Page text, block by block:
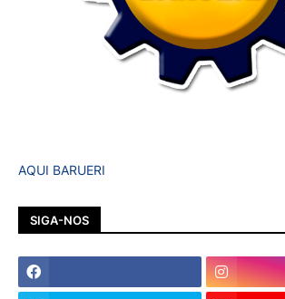
AQUI BARUERI
SIGA-NOS